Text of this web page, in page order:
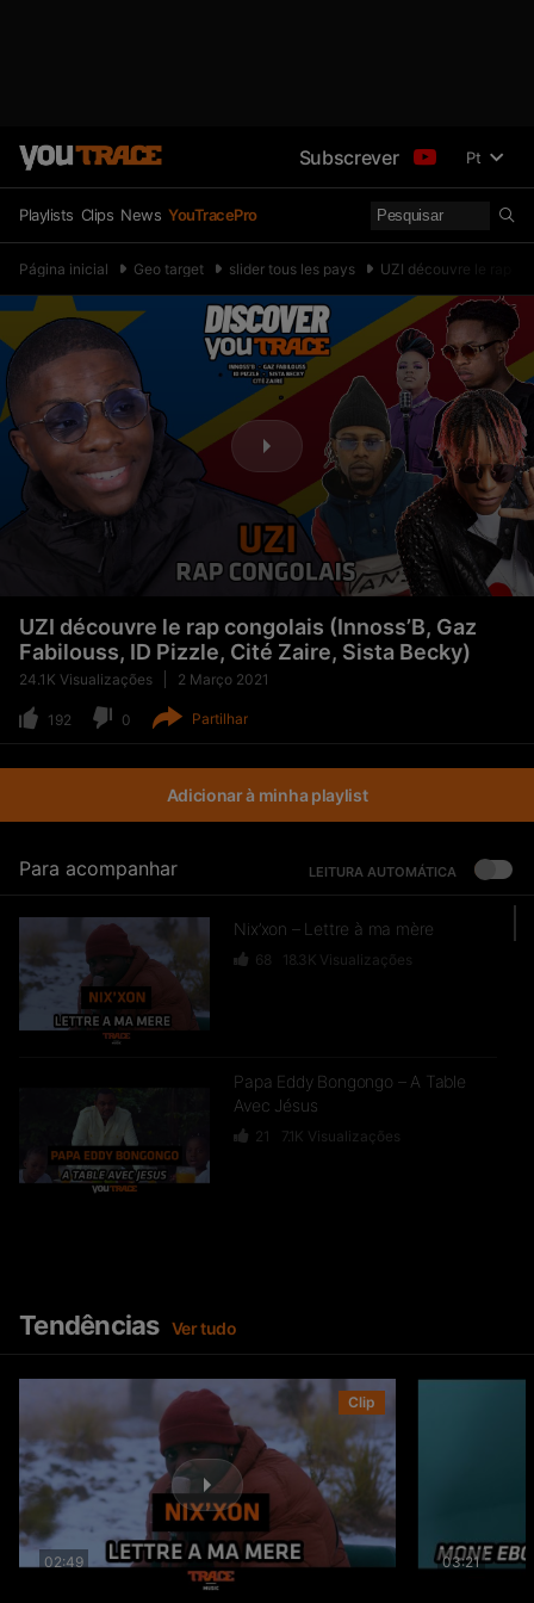
Subscrever Pt
Playlists Clips News YouTracePro
Página inicial Geo target slider tous les pays UZI découvre le rap
UZI découvre le rap congolais (Innoss’B, Gaz
Fabilouss, ID Pizzle, Cité Zaire, Sista Becky)
24.1K Visualizações 2 Março 2021
192 0 Partilhar
Adicionar à minha playlist
Para acompanhar LEITURA AUTOMÁTICA
Nix’xon – Lettre à ma mère
68 18.3KVisualizações
Papa Eddy Bongongo – A Table
Avec Jésus
21 7.1K Visualizações
Kegro – Ne Me Laisse Pas (feat.
Kazzo)
79 8.3K Visualizações
Ferre Gola – Pyromane
Tendências Ver tudo
02:49
Clip
03:21